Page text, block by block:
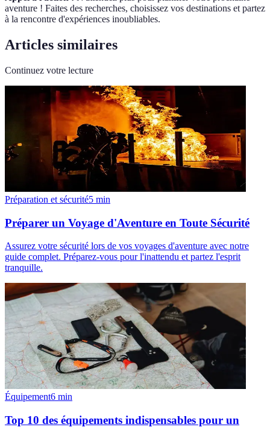
aventure ! Faites des recherches, choisissez vos destinations et partez
à la rencontre d'expériences inoubliables.
Articles similaires
Continuez votre lecture
Préparation et sécurité5 min
Préparer un Voyage d'Aventure en Toute Sécurité
Assurez votre sécurité lors de vos voyages d'aventure avec notre
guide complet. Préparez-vous pour l'inattendu et partez l'esprit
tranquille.
Équipement6 min
Top 10 des équipements indispensables pour un